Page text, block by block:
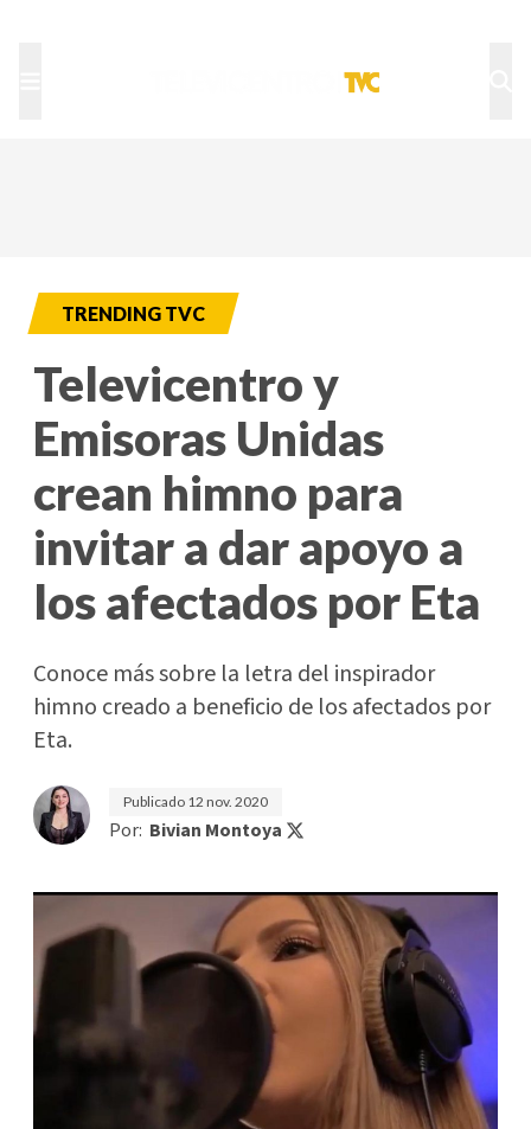
TRENDING TVC
Televicentro y
Emisoras Unidas
crean himno para
invitar a dar apoyo a
los afectados por Eta
Conoce más sobre la letra del inspirador
himno creado a beneficio de los afectados por
Eta.
Publicado 12 nov. 2020
Por: Bivian Montoya